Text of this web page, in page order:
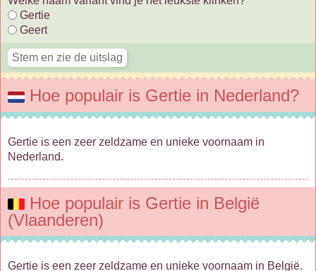
Gertie
Geert
Hoe populair is Gertie in Nederland?
Gertie is een zeer zeldzame en unieke voornaam in
Nederland.
Hoe populair is Gertie in België
(Vlaanderen)
Gertie is een zeer zeldzame en unieke voornaam in België.